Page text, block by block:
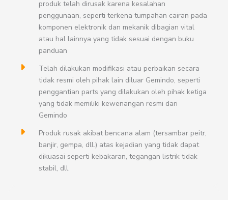
produk telah dirusak karena kesalahan
penggunaan, seperti terkena tumpahan cairan pada
komponen elektronik dan mekanik dibagian vital
atau hal lainnya yang tidak sesuai dengan buku
panduan
Telah dilakukan modifikasi atau perbaikan secara
tidak resmi oleh pihak lain diluar Gemindo, seperti
penggantian parts yang dilakukan oleh pihak ketiga
yang tidak memiliki kewenangan resmi dari
Gemindo
Produk rusak akibat bencana alam (tersambar peitr,
banjir, gempa, dll.) atas kejadian yang tidak dapat
dikuasai seperti kebakaran, tegangan listrik tidak
stabil, dll.